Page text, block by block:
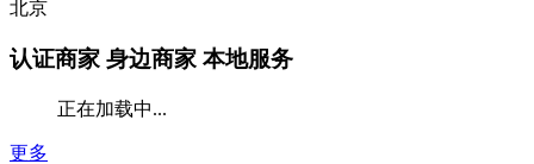
北京
认证商家 身边商家 本地服务
正在加载中...
更多